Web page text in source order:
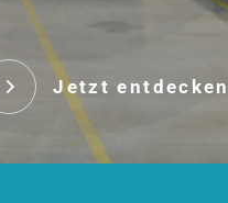
Jetzt entdecken